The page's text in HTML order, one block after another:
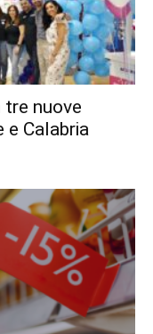
tre nuove
e Calabria